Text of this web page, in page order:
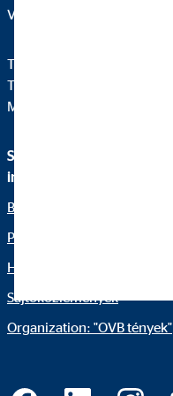
Váci út 140.
Telefon:
Telefax: +36 1 231 0679
Mail:
Szolgáltatások és
információk
Bemutatkozunk
Pénzügyi megoldások
Hírblog
Sajtóközlemények
Organization: "OVB tények"